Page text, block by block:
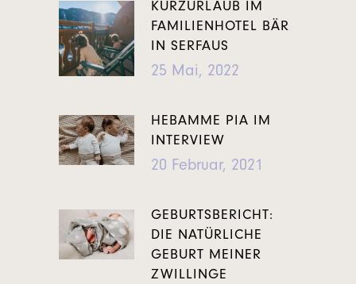
KURZURLAUB IM
FAMILIENHOTEL BÄR
IN SERFAUS
25 Mai, 2022
HEBAMME PIA IM
INTERVIEW
20 Februar, 2021
GEBURTSBERICHT:
DIE NATÜRLICHE
GEBURT MEINER
ZWILLINGE